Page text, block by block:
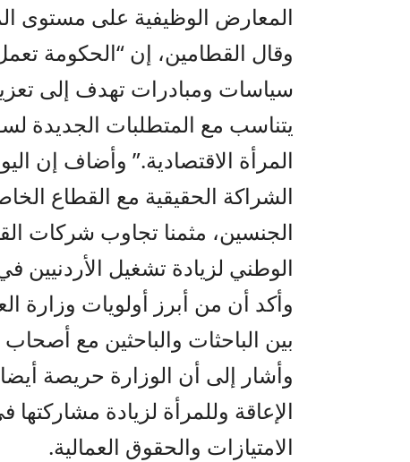
المعارض الوظيفية على مستوى المملكة نحو
وقال القطامين، إن “الحكومة
سياسات ومبادرات تهدف إلى
يتناسب مع المتطلبات الجديدة
المرأة الاقتصادية.” وأضاف إن
الشراكة الحقيقية مع القطاع
الجنسين، مثمنا تجاوب شركات
الوطني لزيادة تشغيل
وأكد أن من أبرز أولويات وزارة
بين الباحثات والباحثين مع
وأشار إلى أن الوزارة حريصة
الإعاقة وللمرأة لزيادة
الامتيازات والحقوق العمالية.